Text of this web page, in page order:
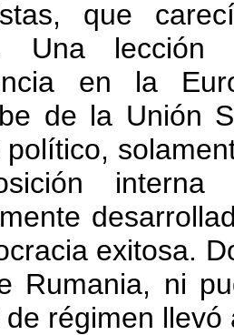
que
Una
en la
de la Unión
político,
interna
exitosa.
Rumania, ni
de régimen